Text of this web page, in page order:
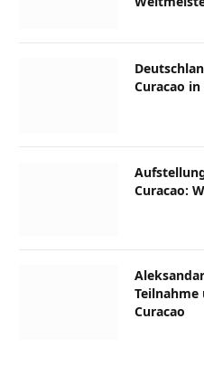
Curacao
Curacao:
Teilnahme
Curacao